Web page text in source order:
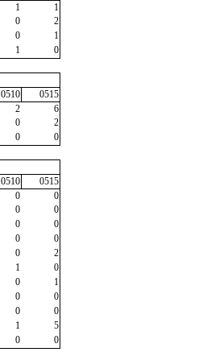
1
1
0
2
0
1
1
0
0510
0515
2
6
0
2
0
0
0510
0515
0
0
0
0
0
0
0
0
0
2
1
0
0
1
0
0
0
0
1
5
0
0